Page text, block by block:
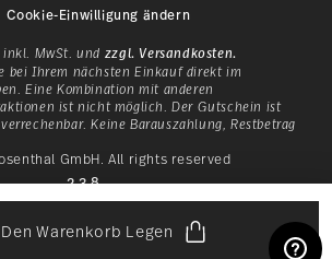
Warenkorb Legen
Geschichte, die 1814
in Bayern begann, ist
eine
Marke für ein
Cookie-Einwilligung ändern
inkl. MwSt. und zzgl. Versandkosten.
bei Ihrem nächsten Einkauf direkt im
Eine Kombination mit anderen
ist nicht möglich. Der Gutschein ist
Keine Barauszahlung, Restbetrag
GmbH. All rights reserved
2.3.8
bei Newsletteranmeldung
und abonniere den Rosenthal-Newsletter
Tisch-/Küchen und Wohn-Accessoires aus
GmbH. Abmeldung ist jederzeit mit
möglich über den Abmeldelink im